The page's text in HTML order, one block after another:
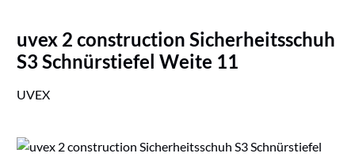
uvex 2 construction Sicherheitsschuh
S3 Schnürstiefel Weite 11
UVEX
Bildergalerie überspringen